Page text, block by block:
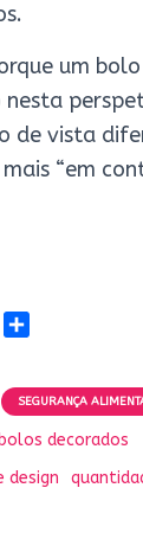
um
nesta
de vista
“em
r
SEGURANÇA
bolos decorados
design